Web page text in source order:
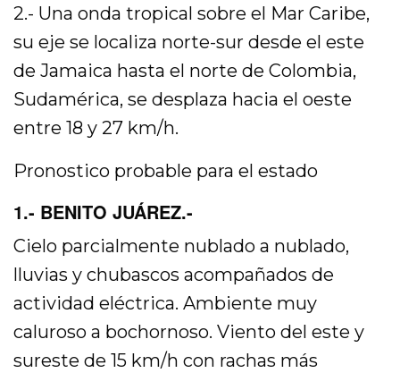
2.- Una onda tropical sobre el Mar Caribe,
su eje se localiza norte-sur desde el este
de Jamaica hasta el norte de Colombia,
Sudamérica, se desplaza hacia el oeste
entre 18 y 27 km/h.
Pronostico probable para el estado
1.- BENITO JUÁREZ.-
Cielo parcialmente nublado a nublado,
lluvias y chubascos acompañados de
actividad eléctrica. Ambiente muy
caluroso a bochornoso. Viento del este y
sureste de 15 km/h con rachas más